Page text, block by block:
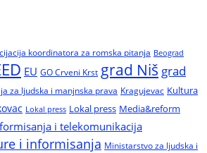
koordinatora za romska pitanja Beograd
EU GO Crveni Krst grad Niš grad
za ljudska i manjnska prava Kragujevac Kultura
Lokal press Lokal press Media&reform
i telekomunikacija
i informisanja Ministarstvo za ljudska i